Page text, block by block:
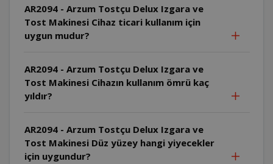
AR2094 - Arzum Tostçu Delux Izgara ve
Tost Makinesi Cihaz ticari kullanım için
uygun mudur?
AR2094 - Arzum Tostçu Delux Izgara ve
Tost Makinesi Cihazın kullanım ömrü kaç
yıldır?
AR2094 - Arzum Tostçu Delux Izgara ve
Tost Makinesi Düz yüzey hangi yiyecekler
için uygundur?